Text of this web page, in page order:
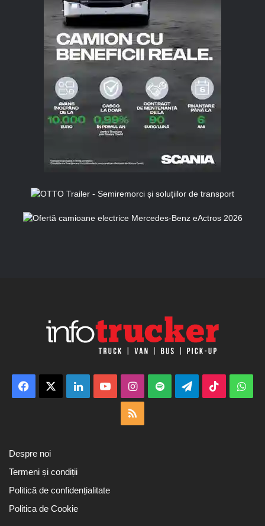
Facebook LinkedInYouTubeInstagram
Spotify TelegramTikTok
Despre noi
Termeni și condiții
Politică de confidențialitate
Politica de Cookie